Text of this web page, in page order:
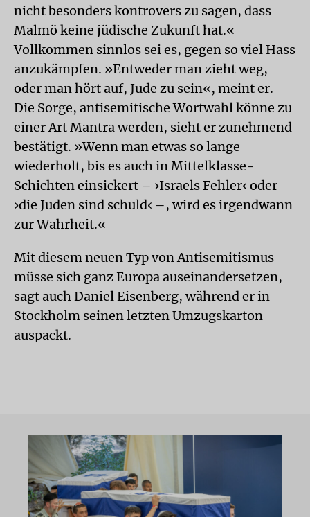
nicht besonders kontrovers zu sagen, dass
Malmö keine jüdische Zukunft hat.«
Vollkommen sinnlos sei es, gegen so viel Hass
anzukämpfen. »Entweder man zieht weg,
oder man hört auf, Jude zu sein«, meint er.
Die Sorge, antisemitische Wortwahl könne zu
einer Art Mantra werden, sieht er zunehmend
bestätigt. »Wenn man etwas so lange
wiederholt, bis es auch in Mittelklasse-
Schichten einsickert – ›Israels Fehler‹ oder
›die Juden sind schuld‹ –, wird es irgendwann
zur Wahrheit.«
Mit diesem neuen Typ von Antisemitismus
müsse sich ganz Europa auseinandersetzen,
sagt auch Daniel Eisenberg, während er in
Stockholm seinen letzten Umzugskarton
auspackt.